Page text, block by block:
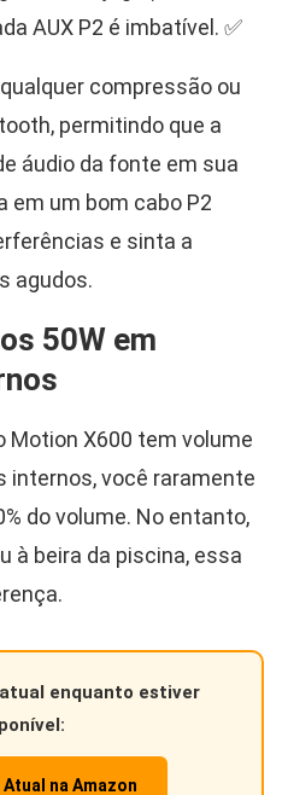
AUX P2 é imbatível. ✅
compressão ou
permitindo que a
áudio da fonte em sua
em um bom cabo P2
e sinta a
agudos.
50W em
Motion X600 tem volume
internos, você raramente
do volume. No entanto,
à beira da piscina, essa
enquanto estiver
Atual na Amazon